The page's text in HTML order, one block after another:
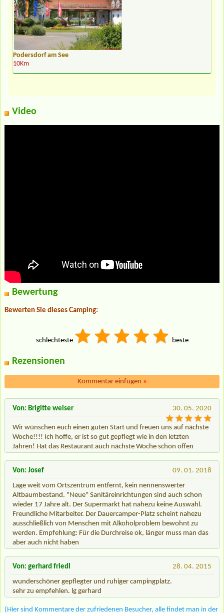
Podersdorf am See
10Km
Video
Bewertung
Bewerten Sie dieses Camping:
schlechteste beste
Rezensionen
Kommentar einfügen »
30. 05. 2020
Von: Brigitte weiser
Wir wünschen euch einen guten Start und freuen uns auf nächste
Woche!!!! Ich hoffe, er ist so gut gepflegt wie in den letzten
Jahren! Hat das Restaurant auch nächste Woche schon offen
09. 01. 2018
Von: Josef
Lage weit vom Ortszentrum entfernt, kein nennenswerter
Altbaumbestand. "Neue" Sanitäreinrichtungen sind auch schon
wieder 17 Jahre alt. Der Supermarkt hat nahezu keine Auswahl.
Freundliche Mitarbeiter. Der Dauercamper-Platz scheint nahezu
ausschließlich von Menschen mit Alkoholproblem bewohnt zu
werden. Empfehlung: Für die Durchreise ok, länger muss man das
aber auch nicht haben
28. 04. 2015
Von: gerhard friedl
wunderschöner gepflegter und ruhiger campingplatz.
sehr zu empfehlen. lg gerhard
(Hier sind Kommentare der zufriedenen Besucher, alle findet man in der